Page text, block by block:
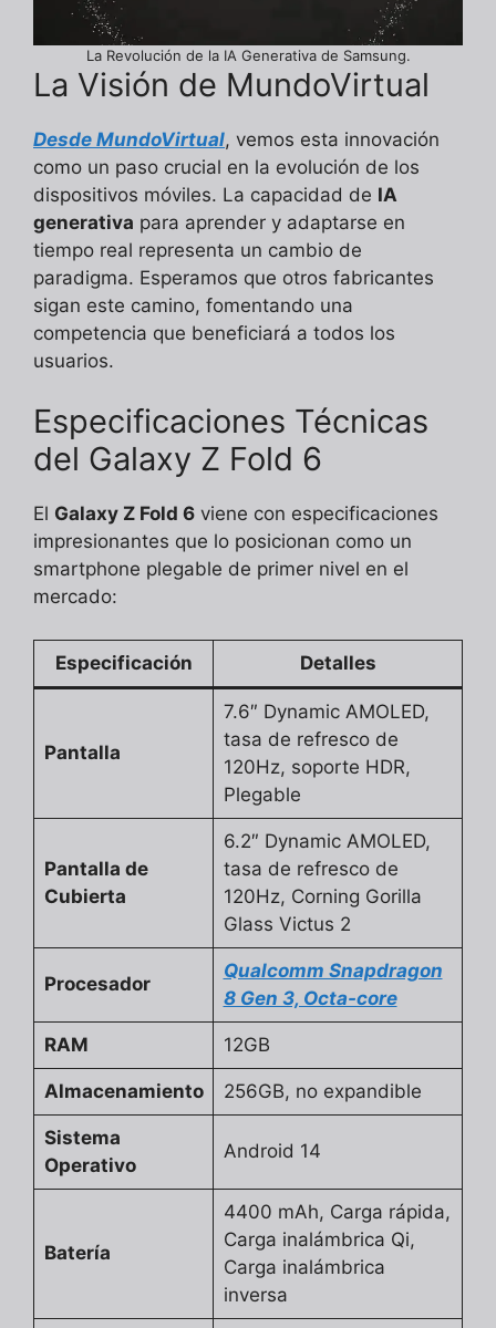
La Revolución de la IA Generativa de Samsung.
La Visión de MundoVirtual
Desde MundoVirtual, vemos esta innovación
como un paso crucial en la evolución de los
dispositivos móviles. La capacidad de IA
generativa para aprender y adaptarse en
tiempo real representa un cambio de
paradigma. Esperamos que otros fabricantes
sigan este camino, fomentando una
competencia que beneficiará a todos los
usuarios.
Especificaciones Técnicas
del Galaxy Z Fold 6
El Galaxy Z Fold 6 viene con especificaciones
impresionantes que lo posicionan como un
smartphone plegable de primer nivel en el
mercado:
Especificación Detalles
Pantalla
7.6″ Dynamic AMOLED,
tasa de refresco de
120Hz, soporte HDR,
Plegable
Pantalla de
Cubierta
6.2″ Dynamic AMOLED,
tasa de refresco de
120Hz, Corning Gorilla
Glass Victus 2
Procesador
Qualcomm Snapdragon
8 Gen 3, Octa-core
RAM 12GB
Almacenamiento 256GB, no expandible
Sistema
Operativo
Android 14
Batería
4400 mAh, Carga rápida,
Carga inalámbrica Qi,
Carga inalámbrica
inversa